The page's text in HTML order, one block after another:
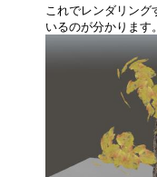
これでレンダリン
いるのが分かります。